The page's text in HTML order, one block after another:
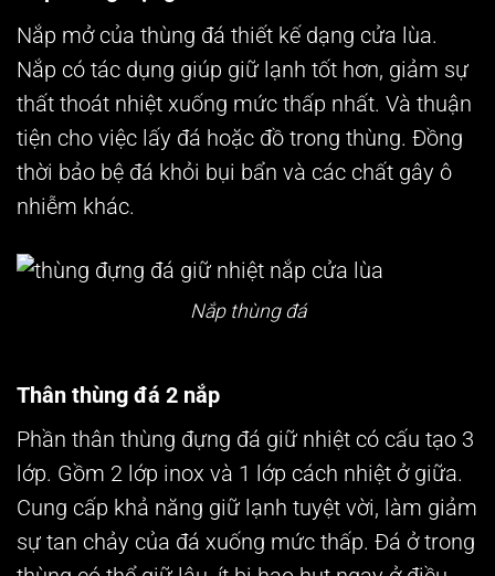
Nắp mở của thùng đá thiết kế dạng cửa lùa.
Nắp có tác dụng giúp giữ lạnh tốt hơn, giảm sự
thất thoát nhiệt xuống mức thấp nhất. Và thuận
tiện cho việc lấy đá hoặc đồ trong thùng. Đồng
thời bảo bệ đá khỏi bụi bẩn và các chất gây ô
nhiễm khác.
Nắp thùng đá
Thân thùng đá 2 nắp
Phần thân thùng đựng đá giữ nhiệt có cấu tạo 3
lớp. Gồm 2 lớp inox và 1 lớp cách nhiệt ở giữa.
Cung cấp khả năng giữ lạnh tuyệt vời, làm giảm
sự tan chảy của đá xuống mức thấp. Đá ở trong